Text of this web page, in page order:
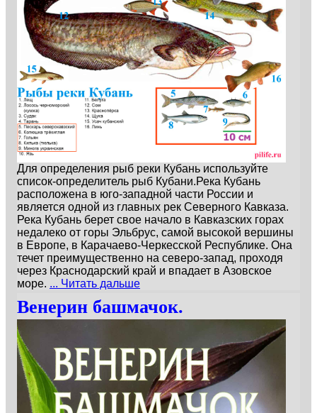
Для определения рыб реки Кубань используйте
список-определитель рыб Кубани.Река Кубань
расположена в юго-западной части России и
является одной из главных рек Северного Кавказа.
Река Кубань берет свое начало в Кавказских горах
недалеко от горы Эльбрус, самой высокой вершины
в Европе, в Карачаево-Черкесской Республике. Она
течет преимущественно на северо-запад, проходя
через Краснодарский край и впадает в Азовское
море. ... Читать дальше
Венерин башмачок.